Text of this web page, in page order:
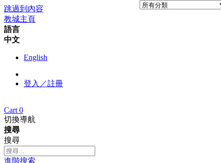
跳過到內容
教城主頁
語言
中文
English
登入／註冊
Cart 0
切換導航
搜尋
搜尋
進階搜索